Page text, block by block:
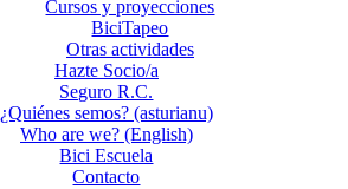
Cursos y proyecciones
BiciTapeo
Otras actividades
Hazte Socio/a
Seguro R.C.
¿Quiénes semos? (asturianu)
Who are we? (English)
Bici Escuela
Contacto